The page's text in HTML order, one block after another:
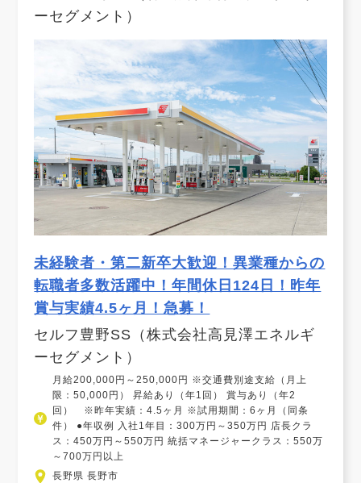
ーセグメント）
未経験者・第二新卒大歓迎！異業種からの
転職者多数活躍中！年間休日124日！昨年
賞与実績4.5ヶ月！急募！
セルフ豊野SS（株式会社高見澤エネルギ
ーセグメント）
月給200,000円～250,000円 ※交通費別途支給（月上
限：50,000円） 昇給あり（年1回） 賞与あり（年2
回） ※昨年実績：4.5ヶ月 ※試用期間：6ヶ月（同条
件） ●年収例 入社1年目：300万円～350万円 店長クラ
ス：450万円～550万円 統括マネージャークラス：550万
～700万円以上
長野県 長野市